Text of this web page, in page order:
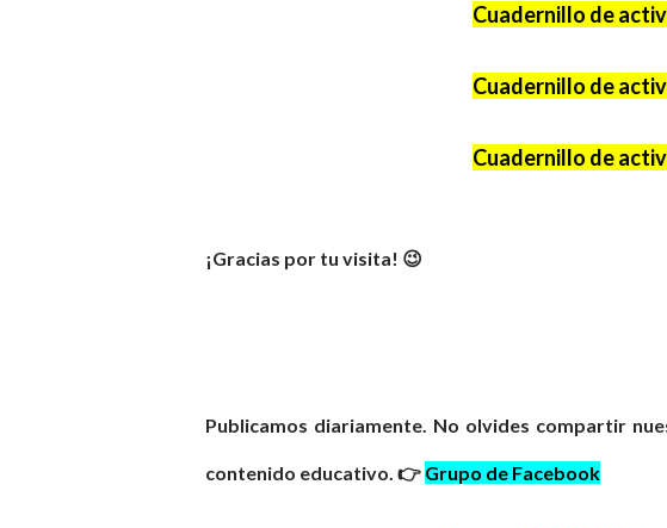
Cuadernillo de
Cuadernillo de
Cuadernillo de
¡Gracias por tu visita! 😉
Publicamos diariamente. No olvides compartir
contenido educativo. 👉 Grupo de Facebook